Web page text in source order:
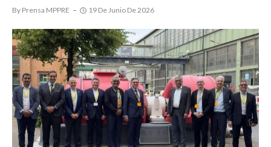
By Prensa MPPRE 19 De Junio De 2026